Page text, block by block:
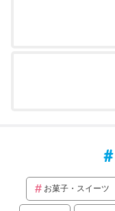
お菓子・スイーツ